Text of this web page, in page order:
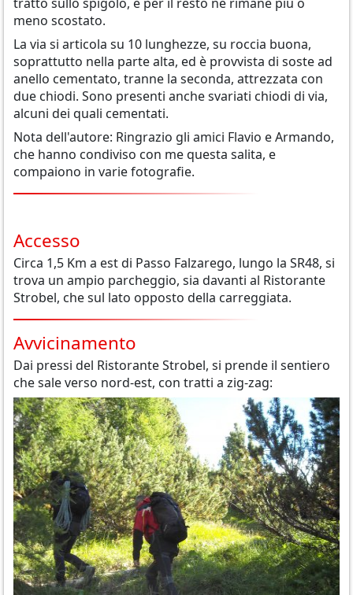
meno scostato.
La via si articola su 10 lunghezze, su roccia buona,
soprattutto nella parte alta, ed è provvista di soste ad
anello cementato, tranne la seconda, attrezzata con
due chiodi. Sono presenti anche svariati chiodi di via,
alcuni dei quali cementati.
Nota dell'autore: Ringrazio gli amici Flavio e Armando,
che hanno condiviso con me questa salita, e
compaiono in varie fotografie.
Accesso
Circa 1,5 Km a est di Passo Falzarego, lungo la SR48, si
trova un ampio parcheggio, sia davanti al Ristorante
Strobel, che sul lato opposto della carreggiata.
Avvicinamento
Dai pressi del Ristorante Strobel, si prende il sentiero
che sale verso nord-est, con tratti a zig-zag: